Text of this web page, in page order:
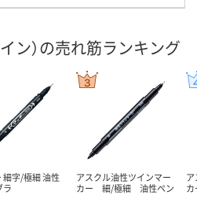
ン）の売れ筋ランキング
細字/極細 油性
ラ
アスクル油性ツインマー
カー 細/極細 油性ペン